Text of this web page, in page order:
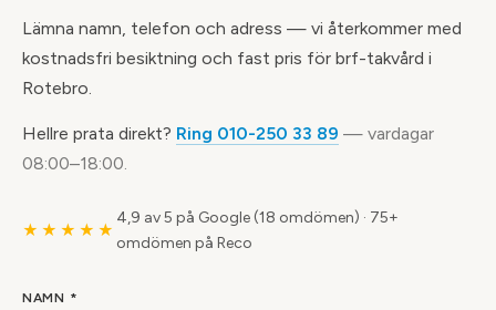
Lämna namn, telefon och adress — vi återkommer med
kostnadsfri besiktning och fast pris för brf-takvård i
Rotebro.
Hellre prata direkt? Ring 010-250 33 89 — vardagar
08:00–18:00.
★★★★★
4,9 av 5 på Google (18 omdömen) · 75+
omdömen på Reco
NAMN *